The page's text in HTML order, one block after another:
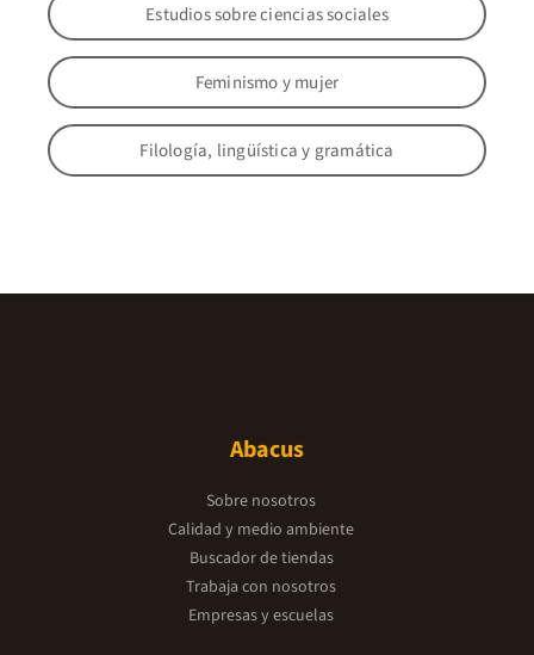
Estudios sobre ciencias sociales
Feminismo y mujer
Filología, lingüística y gramática
Abacus
Sobre nosotros
Calidad y medio ambiente
Buscador de tiendas
Trabaja con nosotros
Empresas y escuelas